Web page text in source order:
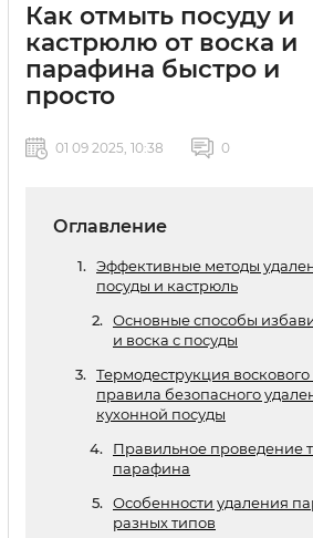
Как отмыть посуду и
кастрюлю от воска и
парафина быстро и
просто
01 09 2025, 10:38 0
Оглавление
Эффективные методы
посуды и кастрюль
Основные способы
и воска с посуды
Термодеструкция
правила безопасного
кухонной посуды
Правильное проведение
парафина
Особенности удаления
разных типов